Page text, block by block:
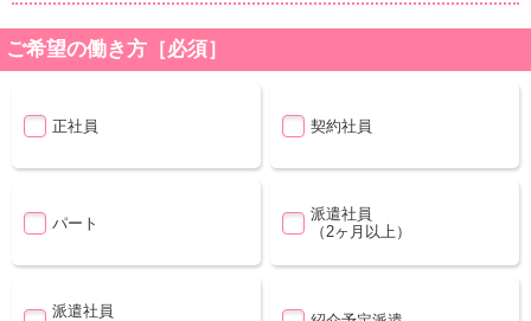
ご希望の働き方［必須］
正社員 契約社員
パート
派遣社員
（2ヶ月以上）
派遣社員